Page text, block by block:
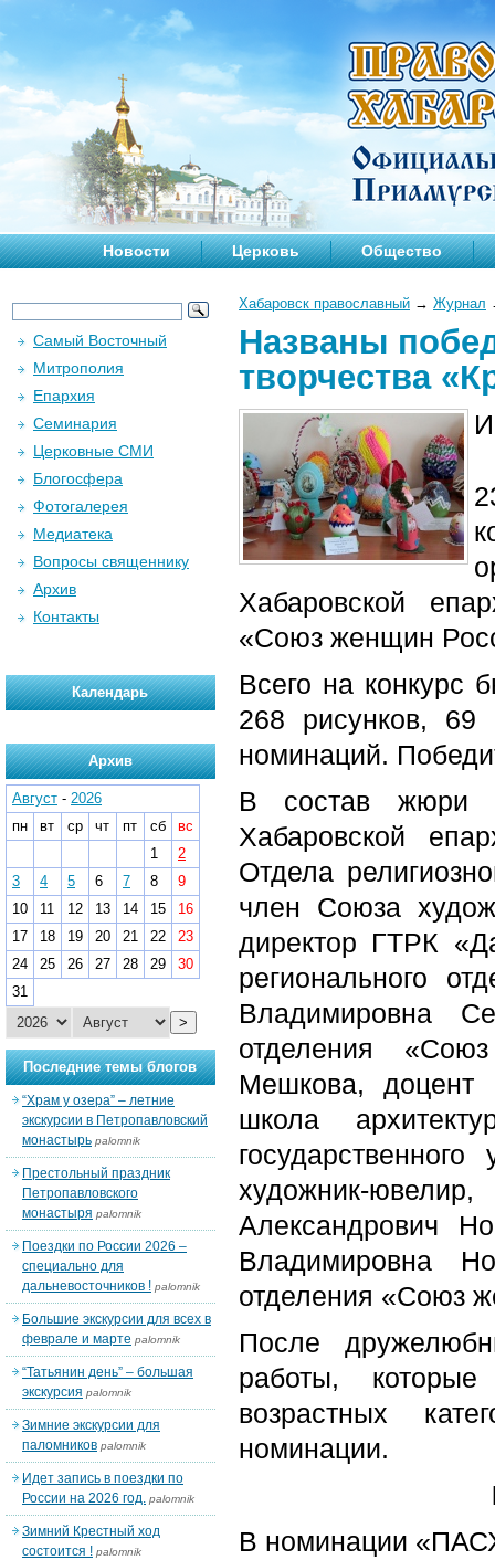
Новости Церковь Общество
Хабаровск православный → Журнал
Названы
творчества
Хабаровской
«Союз женщин
Всего на конкурс
268 рисунков, 69
номинаций.
В состав жюри
Хабаровской
Отдела
член Союза
директор ГТРК
регионального
Владимировна
отделения
Мешкова, доцент
школа
художник-
Александрович
Владимировна
отделения «Союз
После
работы,
возрастных
номинации.
В номинации
Самый Восточный
Митрополия
Епархия
Семинария
Церковные СМИ
Блогосфера
Фотогалерея
Медиатека
Вопросы священнику
Архив
Контакты
Календарь
Архив
Август - 2026
пн
вт ср чт пт сб
вс
1
2
3
4 5 6 7 8
9
10
11 12 13 14 15
16
17
18 19 20 21 22
23
24
25 26 27 28 29
30
31
>
Последние темы блогов
“Храм у озера” – летние
экскурсии в Петропавловский
монастырь palomnik
Престольный праздник
Петропавловского
монастыря palomnik
Поездки по России 2026 –
специально для
дальневосточников ! palomnik
Большие экскурсии для всех в
феврале и марте palomnik
“Татьянин день” – большая
экскурсия palomnik
Зимние экскурсии для
паломников palomnik
Идет запись в поездки по
России на 2026 год. palomnik
Зимний Крестный ход
состоится ! palomnik